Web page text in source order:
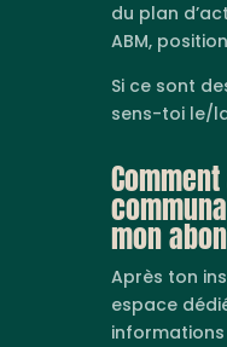
du plan
ABM,
Si ce sont
sens-toi le/
mon
Après ton
espace